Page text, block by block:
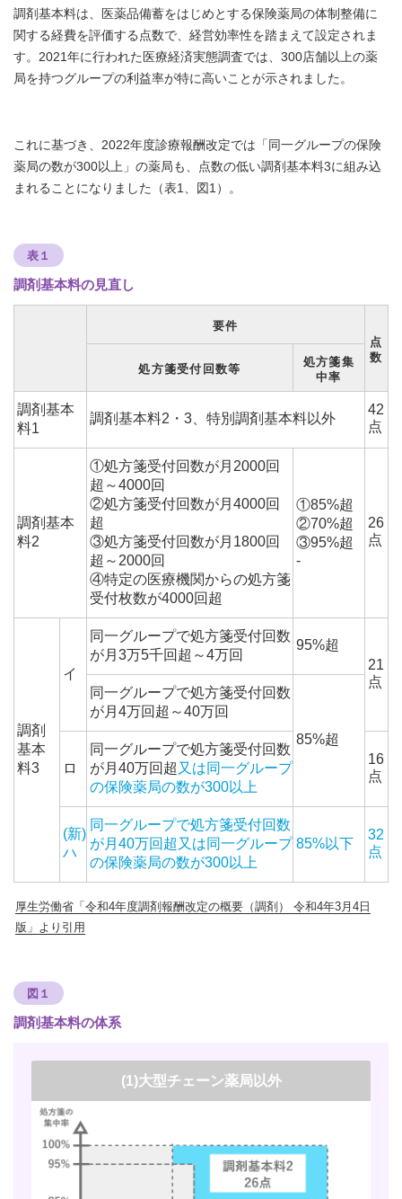
調剤基本料は、医薬品備蓄をはじめとする保険薬局の体制整備に
関する経費を評価する点数で、経営効率性を踏まえて設定されま
す。2021年に行われた医療経済実態調査では、300店舗以上の薬
局を持つグループの利益率が特に高いことが示されました。
これに基づき、2022年度診療報酬改定では「同一グループの保険
薬局の数が300以上」の薬局も、点数の低い調剤基本料3に組み込
まれることになりました（表1、図1）。
表１
調剤基本料の見直し
要件
点
数
処方箋受付回数等
処方箋集
中率
調剤基本
料1
調剤基本料2・3、特別調剤基本料以外
42
点
調剤基本
料2
①処方箋受付回数が月2000回
超～4000回
②処方箋受付回数が月4000回
超
③処方箋受付回数が月1800回
超～2000回
④特定の医療機関からの処方箋
受付枚数が4000回超
①85%超
②70%超
③95%超
-
26
点
調剤
基本
料3
イ
同一グループで処方箋受付回数
が月3万5千回超～4万回
95%超
21
点
同一グループで処方箋受付回数
が月4万回超～40万回
85%超
ロ
同一グループで処方箋受付回数
が月40万回超 又は同一グループ
の保険薬局の数が300以上
16
点
(新)
ハ
同一グループで処方箋受付回数
が月40万回超又は同一グループ
の保険薬局の数が300以上
85%以下
32
点
厚生労働省「令和4年度調剤報酬改定の概要（調剤） 令和4年3月4日
版」より引用
図１
調剤基本料の体系
(1)大型チェーン薬局以外